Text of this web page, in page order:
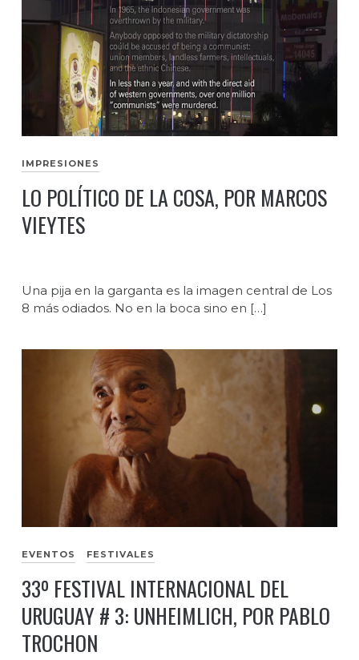
IMPRESIONES
LO POLÍTICO DE LA COSA, POR MARCOS
VIEYTES
Una pija en la garganta es la imagen central de Los
8 más odiados. No en la boca sino en […]
EVENTOS FESTIVALES
33º FESTIVAL INTERNACIONAL DEL
URUGUAY # 3: UNHEIMLICH, POR PABLO
TROCHON